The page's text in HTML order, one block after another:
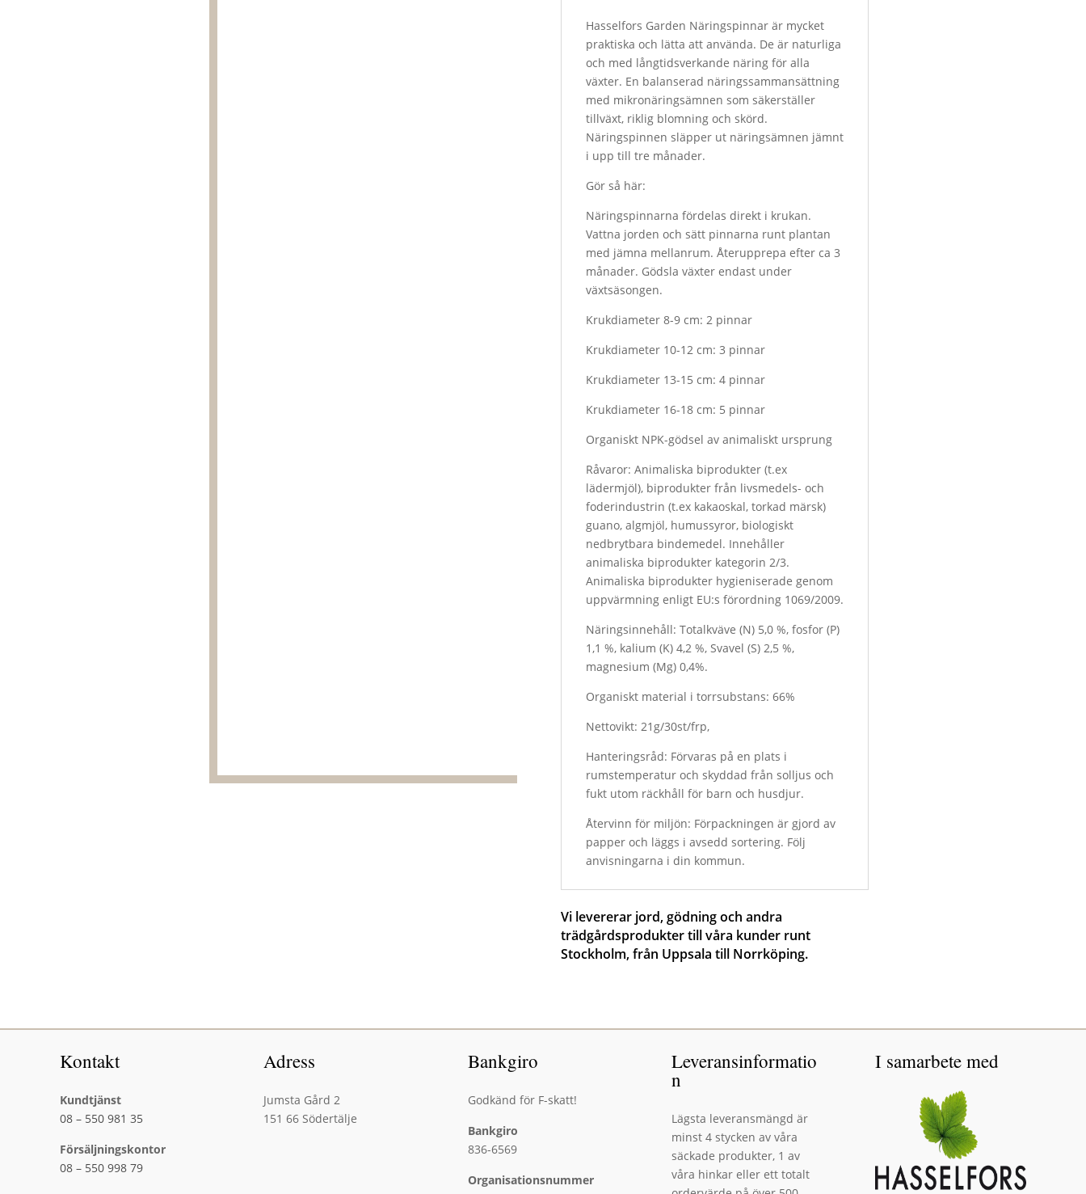
Hasselfors Garden Näringspinnar är mycket
praktiska och lätta att använda. De är naturliga
och med långtidsverkande näring för alla
växter. En balanserad näringssammansättning
med mikronäringsämnen som säkerställer
tillväxt, riklig blomning och skörd.
Näringspinnen släpper ut näringsämnen jämnt
i upp till tre månader.
Gör så här:
Näringspinnarna fördelas direkt i krukan.
Vattna jorden och sätt pinnarna runt plantan
med jämna mellanrum. Återupprepa efter ca 3
månader. Gödsla växter endast under
växtsäsongen.
Krukdiameter 8-9 cm: 2 pinnar
Krukdiameter 10-12 cm: 3 pinnar
Krukdiameter 13-15 cm: 4 pinnar
Krukdiameter 16-18 cm: 5 pinnar
Organiskt NPK-gödsel av animaliskt ursprung
Råvaror: Animaliska biprodukter (t.ex
lädermjöl), biprodukter från livsmedels- och
foderindustrin (t.ex kakaoskal, torkad märsk)
guano, algmjöl, humussyror, biologiskt
nedbrytbara bindemedel. Innehåller
animaliska biprodukter kategorin 2/3.
Animaliska biprodukter hygieniserade genom
uppvärmning enligt EU:s förordning 1069/2009.
Näringsinnehåll: Totalkväve (N) 5,0 %, fosfor (P)
1,1 %, kalium (K) 4,2 %, Svavel (S) 2,5 %,
magnesium (Mg) 0,4%.
Organiskt material i torrsubstans: 66%
Nettovikt: 21g/30st/frp,
Hanteringsråd: Förvaras på en plats i
rumstemperatur och skyddad från solljus och
fukt utom räckhåll för barn och husdjur.
Återvinn för miljön: Förpackningen är gjord av
papper och läggs i avsedd sortering. Följ
anvisningarna i din kommun.
Vi levererar jord, gödning och andra
trädgårdsprodukter till våra kunder runt
Stockholm, från Uppsala till Norrköping.
Kontakt
Kundtjänst
08 – 550 981 35
Försäljningskontor
08 – 550 998 79
Adress
Jumsta Gård 2
151 66 Södertälje
Bankgiro
Godkänd för F-skatt!
Bankgiro
836-6569
Organisationsnummer
Leveransinformatio
n
Lägsta leveransmängd är
minst 4 stycken av våra
säckade produkter, 1 av
våra hinkar eller ett totalt
I samarbete med